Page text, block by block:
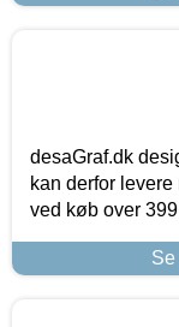
desaGraf.dk
kan derfor
ved køb over